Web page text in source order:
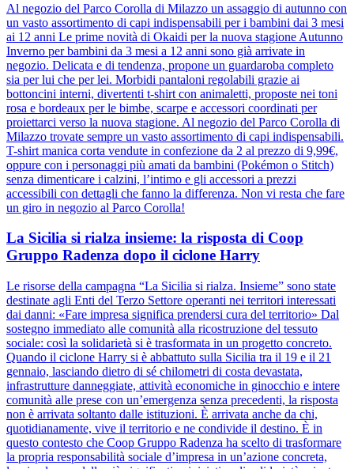
Al negozio del Parco Corolla di Milazzo un assaggio di autunno con
un vasto assortimento di capi indispensabili per i bambini dai 3 mesi
ai 12 anni Le prime novità di Okaidi per la nuova stagione Autunno
Inverno per bambini da 3 mesi a 12 anni sono già arrivate in
negozio. Delicata e di tendenza, propone un guardaroba completo
sia per lui che per lei. Morbidi pantaloni regolabili grazie ai
bottoncini interni, divertenti t-shirt con animaletti, proposte nei toni
rosa e bordeaux per le bimbe, scarpe e accessori coordinati per
proiettarci verso la nuova stagione. Al negozio del Parco Corolla di
Milazzo trovate sempre un vasto assortimento di capi indispensabili.
T-shirt manica corta vendute in confezione da 2 al prezzo di 9,99€,
oppure con i personaggi più amati da bambini (Pokémon o Stitch)
senza dimenticare i calzini, l’intimo e gli accessori a prezzi
accessibili con dettagli che fanno la differenza. Non vi resta che fare
un giro in negozio al Parco Corolla!
La Sicilia si rialza insieme: la risposta di Coop
Gruppo Radenza dopo il ciclone Harry
Le risorse della campagna “La Sicilia si rialza. Insieme” sono state
destinate agli Enti del Terzo Settore operanti nei territori interessati
dai danni: «Fare impresa significa prendersi cura del territorio» Dal
sostegno immediato alle comunità alla ricostruzione del tessuto
sociale: così la solidarietà si è trasformata in un progetto concreto.
Quando il ciclone Harry si è abbattuto sulla Sicilia tra il 19 e il 21
gennaio, lasciando dietro di sé chilometri di costa devastata,
infrastrutture danneggiate, attività economiche in ginocchio e intere
comunità alle prese con un’emergenza senza precedenti, la risposta
non è arrivata soltanto dalle istituzioni. È arrivata anche da chi,
quotidianamente, vive il territorio e ne condivide il destino. È in
questo contesto che Coop Gruppo Radenza ha scelto di trasformare
la propria responsabilità sociale d’impresa in un’azione concreta,